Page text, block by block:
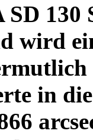
130
wird
in